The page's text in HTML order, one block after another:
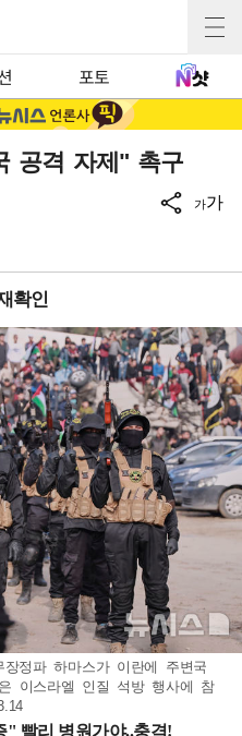
포토
공격 자제" 촉구
가가
확인
정파 하마스가 이란에 주변국
이스라엘 인질 석방 행사에 참